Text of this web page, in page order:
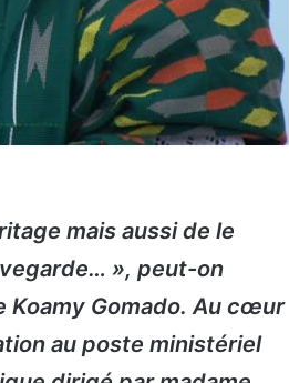
mais aussi de le
», peut-on
Koamy Gomado. Au cœur
au poste ministériel